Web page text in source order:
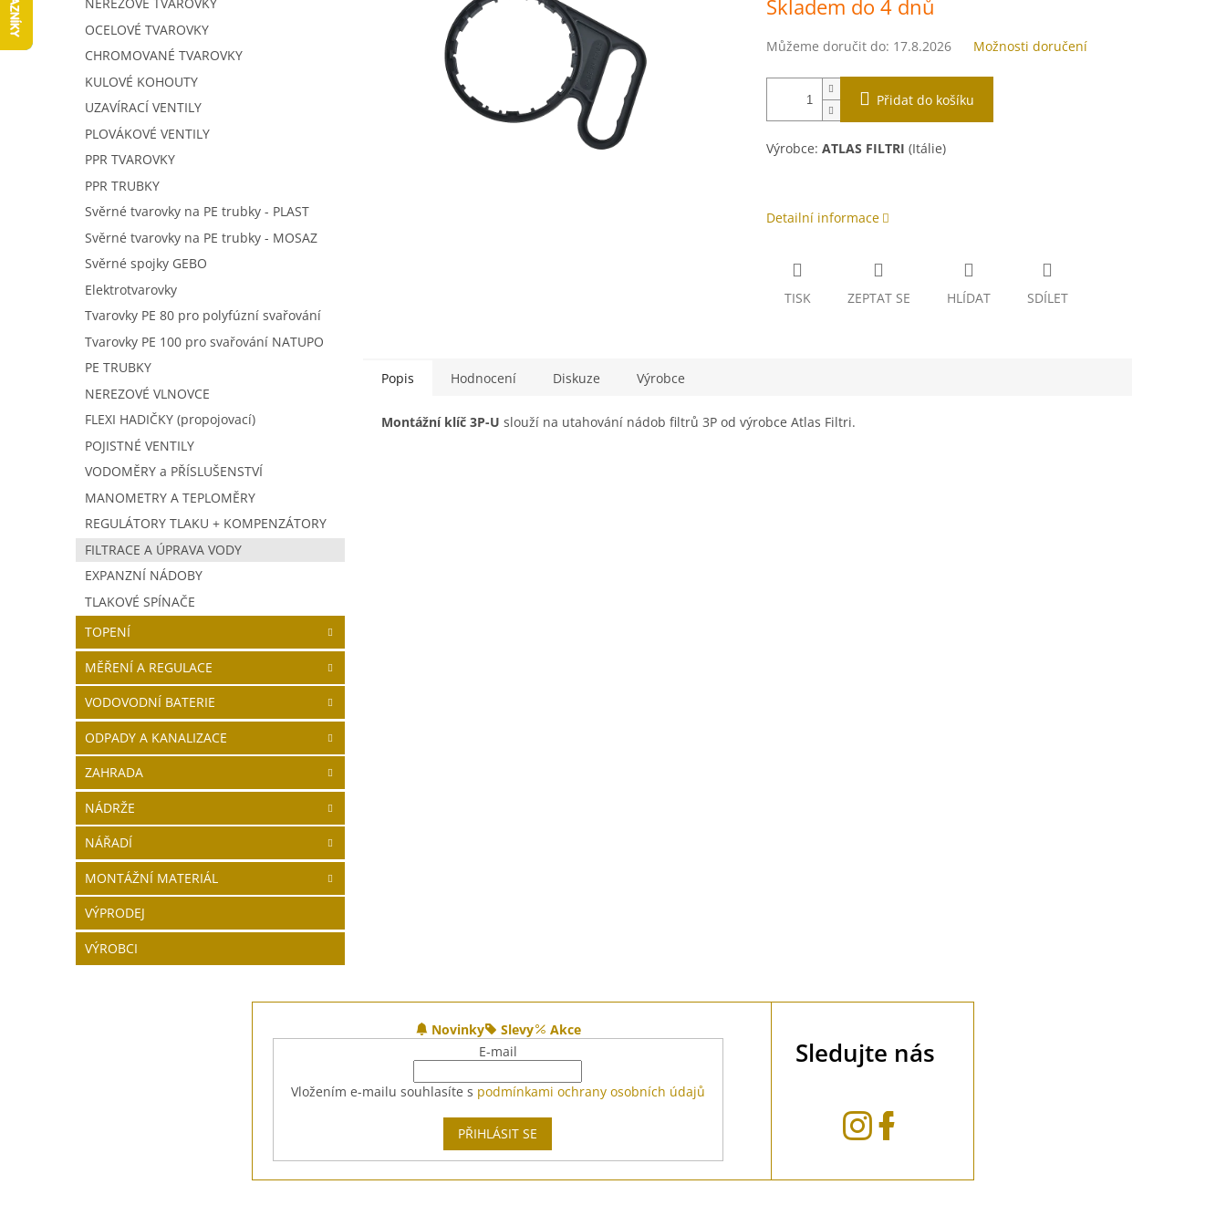
OCELOVÉ TVAROVKY
CHROMOVANÉ TVAROVKY
KULOVÉ KOHOUTY
UZAVÍRACÍ VENTILY
PLOVÁKOVÉ VENTILY
PPR TVAROVKY
PPR TRUBKY
Svěrné tvarovky na PE trubky - PLAST
Svěrné tvarovky na PE trubky - MOSAZ
Svěrné spojky GEBO
Elektrotvarovky
Tvarovky PE 80 pro polyfúzní svařování
Tvarovky PE 100 pro svařování NATUPO
PE TRUBKY
NEREZOVÉ VLNOVCE
FLEXI HADIČKY (propojovací)
POJISTNÉ VENTILY
VODOMĚRY a PŘÍSLUŠENSTVÍ
MANOMETRY A TEPLOMĚRY
REGULÁTORY TLAKU + KOMPENZÁTORY
FILTRACE A ÚPRAVA VODY
EXPANZNÍ NÁDOBY
TLAKOVÉ SPÍNAČE
TOPENÍ
MĚŘENÍ A REGULACE
VODOVODNÍ BATERIE
ODPADY A KANALIZACE
ZAHRADA
NÁDRŽE
NÁŘADÍ
MONTÁŽNÍ MATERIÁL
VÝPRODEJ
VÝROBCI
hvězdiček.
cena:
Skladem do 4 dnů
Můžeme doručit do: 17.8.2026 Možnosti doručení
Přidat do košíku
Výrobce: ATLAS FILTRI (Itálie)
Detailní informace
TISK ZEPTAT SE HLÍDAT SDÍLET
Popis Hodnocení Diskuze Výrobce
Montážní klíč 3P-U slouží na utahování nádob filtrů 3P od výrobce Atlas Filtri.
Novinky Slevy
Akce
E-mail
Vložením e-mailu souhlasíte s podmínkami ochrany osobních údajů
PŘIHLÁSIT SE
Sledujte nás